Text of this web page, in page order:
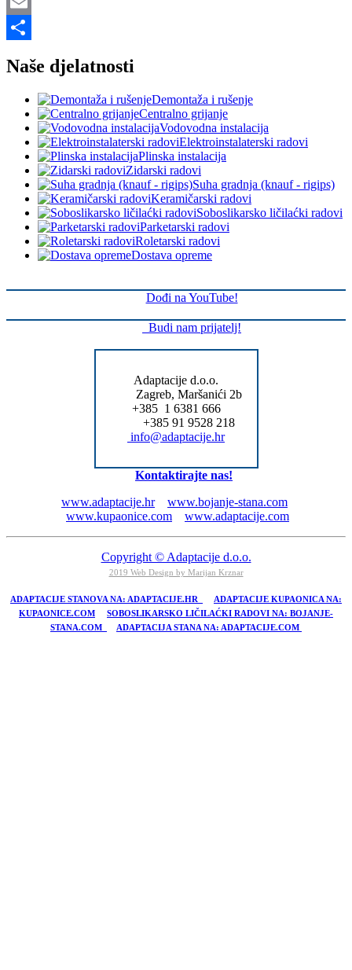
Email
Naše djelatnosti
Demontaža i rušenje
Centralno grijanje
Vodovodna instalacija
Elektroinstalaterski radovi
Plinska instalacija
Zidarski radovi
Suha gradnja (knauf - rigips)
Keramičarski radovi
Soboslikarsko ličilaćki radovi
Parketarski radovi
Roletarski radovi
Dostava opreme
Dođi na YouTube!
Budi nam prijatelj!
Adaptacije d.o.o.
Zagreb, Maršanići 2b
+385 1 6381 666
+385 91 9528 218
info@adaptacije.hr
Kontaktirajte nas!
www.adaptacije.hr
www.bojanje-stana.com
www.kupaonice.com
www.adaptacije.com
Copyright © Adaptacije d.o.o.
2019 Web Design by Marijan Krznar
ADAPTACIJE STANOVA NA: ADAPTACIJE.HR
ADAPTACIJE KUPAONICA NA:
KUPAONICE.COM
SOBOSLIKARSKO LIČILAĆKI RADOVI NA: BOJANJE-
STANA.COM
ADAPTACIJA STANA NA: ADAPTACIJE.COM